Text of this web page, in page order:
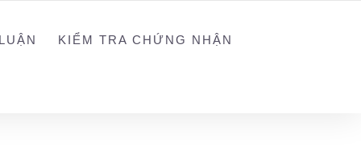
KIỂM TRA CHỨNG NHẬN